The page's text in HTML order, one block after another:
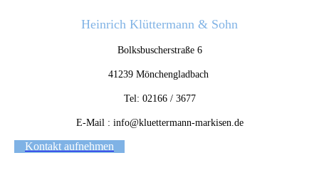
Heinrich Klüttermann & Sohn
Bolksbuscherstraße 6
41239 Mönchengladbach
Tel: 02166 / 3677
E-Mail : info@kluettermann-markisen.de
Kontakt aufnehmen